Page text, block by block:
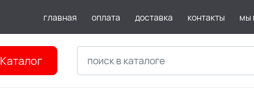
главная оплата доставка контакты мы
Каталог